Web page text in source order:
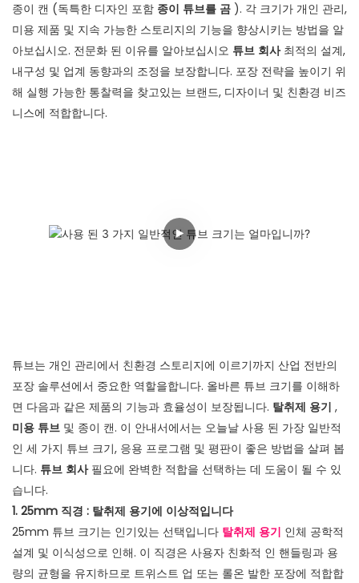
종이 캔 (독특한 디자인 포함 종이 튜브를 곰 ). 각 크기가 개인 관리,
미용 제품 및 지속 가능한 스토리지의 기능을 향상시키는 방법을 알
아보십시오. 전문화 된 이유를 알아보십시오 튜브 회사 최적의 설계,
내구성 및 업계 동향과의 조정을 보장합니다. 포장 전략을 높이기 위
해 실행 가능한 통찰력을 찾고있는 브랜드, 디자이너 및 친환경 비즈
니스에 적합합니다.
튜브는 개인 관리에서 친환경 스토리지에 이르기까지 산업 전반의
포장 솔루션에서 중요한 역할을합니다. 올바른 튜브 크기를 이해하
면 다음과 같은 제품의 기능과 효율성이 보장됩니다. 탈취제 용기 ,
미용 튜브 및 종이 캔. 이 안내서에서는 오늘날 사용 된 가장 일반적
인 세 ​​가지 튜브 크기, 응용 프로그램 및 평판이 좋은 방법을 살펴 봅
니다. 튜브 회사 필요에 완벽한 적합을 선택하는 데 도움이 될 수 있
습니다.
1. 25mm 직경 : 탈취제 용기에 이상적입니다
25mm 튜브 크기는 인기있는 선택입니다 탈취제 용기 인체 공학적
설계 및 이식성으로 인해. 이 직경은 사용자 친화적 인 핸들링과 용
량의 균형을 유지하므로 트위스트 업 또는 롤온 발한 포장에 적합합